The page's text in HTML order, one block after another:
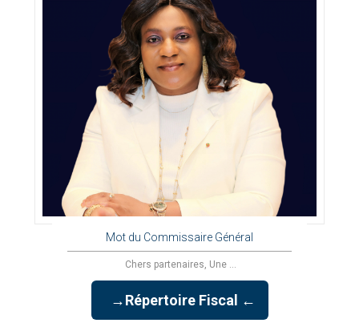
Mot du Commissaire Général
Chers partenaires, Une ...
→Répertoire Fiscal ←